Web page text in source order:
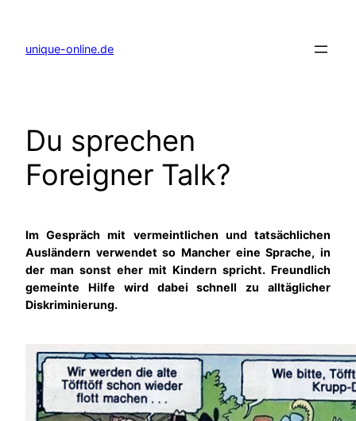
springen
unique-online.de
Du sprechen
Foreigner Talk?
Im Gespräch mit vermeintlichen und tatsächlichen
Ausländern verwendet so Mancher eine Sprache, in
der man sonst eher mit Kindern spricht. Freundlich
gemeinte Hilfe wird dabei schnell zu alltäglicher
Diskriminierung.